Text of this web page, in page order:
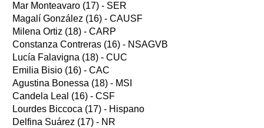
Mar Monteavaro (17) - SER
Magalí González (16) - CAUSF
Milena Ortiz (18) - CARP
Constanza Contreras (16) - NSAGVB
Lucía Falavigna (18) - CUC
Emilia Bisio (16) - CAC
Agustina Bonessa (18) - MSI
Candela Leal (16) - CSF
Lourdes Biccoca (17) - Hispano
Delfina Suárez (17) - NR